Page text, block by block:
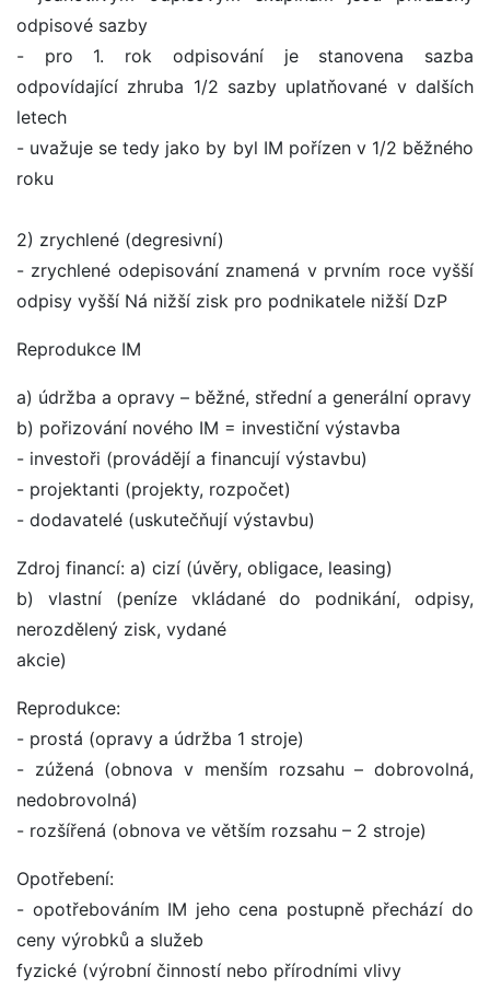
odpisové sazby
- pro 1. rok odpisování je stanovena sazba
odpovídající zhruba 1/2 sazby uplatňované v dalších
letech
- uvažuje se tedy jako by byl IM pořízen v 1/2 běžného
roku
2) zrychlené (degresivní)
- zrychlené odepisování znamená v prvním roce vyšší
odpisy vyšší Ná nižší zisk pro podnikatele nižší DzP
Reprodukce IM
a) údržba a opravy – běžné, střední a generální opravy
b) pořizování nového IM = investiční výstavba
- investoři (provádějí a financují výstavbu)
- projektanti (projekty, rozpočet)
- dodavatelé (uskutečňují výstavbu)
Zdroj financí: a) cizí (úvěry, obligace, leasing)
b) vlastní (peníze vkládané do podnikání, odpisy,
nerozdělený zisk, vydané
akcie)
Reprodukce:
- prostá (opravy a údržba 1 stroje)
- zúžená (obnova v menším rozsahu – dobrovolná,
nedobrovolná)
- rozšířená (obnova ve větším rozsahu – 2 stroje)
Opotřebení:
- opotřebováním IM jeho cena postupně přechází do
ceny výrobků a služeb
fyzické (výrobní činností nebo přírodními vlivy